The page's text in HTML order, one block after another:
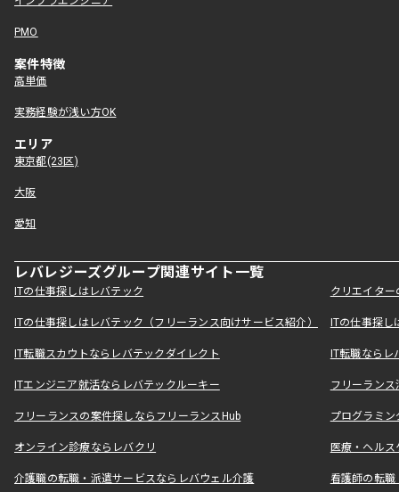
PMO
案件特徴
高単価
実務経験が浅い方OK
エリア
東京都(23区)
大阪
愛知
レバレジーズグループ関連サイト一覧
ITの仕事探しはレバテック クリエイタ
ITの仕事探しはレバテック（フリーランス向けサービス紹介） ITの仕事探
IT転職スカウトならレバテックダイレクト IT転職なら
ITエンジニア就活ならレバテックルーキー フリーラン
フリーランスの案件探しならフリーランスHub プログラミ
オンライン診療ならレバクリ 医療・ヘル
介護職の転職・派遣サービスならレバウェル介護 看護師の転